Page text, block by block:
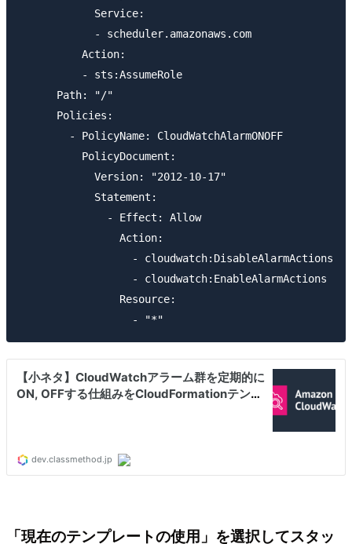
            Service:
            - scheduler.amazonaws.com
          Action:
          - sts:AssumeRole
      Path: "/"
      Policies:
        - PolicyName: CloudWatchAlarmONOFF
          PolicyDocument:
            Version: "2012-10-17"
            Statement:
              - Effect: Allow
                Action:
                  - cloudwatch:DisableAlarmActions
                  - cloudwatch:EnableAlarmActions
                Resource:
「現在のテンプレートの使用」を選択してスタッ